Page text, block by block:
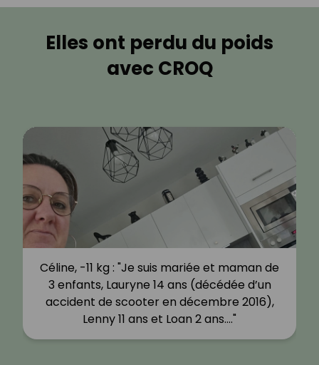
Elles ont perdu du poids
avec CROQ
Céline, -11 kg : "Je suis mariée et maman de
3 enfants, Lauryne 14 ans (décédée d’un
accident de scooter en décembre 2016),
Lenny 11 ans et Loan 2 ans.…"